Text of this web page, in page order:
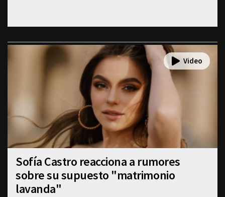
Sofía Castro reacciona a rumores
sobre su supuesto "matrimonio
lavanda"